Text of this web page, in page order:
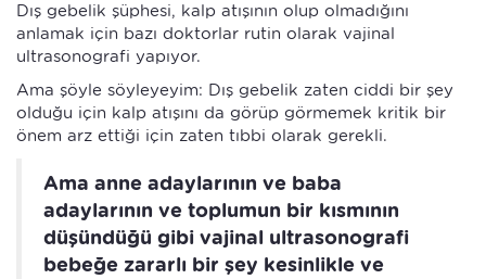
Dış gebelik şüphesi, kalp atışının olup olmadığını
anlamak için bazı doktorlar rutin olarak vajinal
ultrasonografi yapıyor.
Ama şöyle söyleyeyim: Dış gebelik zaten ciddi bir şey
olduğu için kalp atışını da görüp görmemek kritik bir
önem arz ettiği için zaten tıbbi olarak gerekli.
Ama anne adaylarının ve baba
adaylarının ve toplumun bir kısmının
düşündüğü gibi vajinal ultrasonografi
bebeğe zararlı bir şey kesinlikle ve